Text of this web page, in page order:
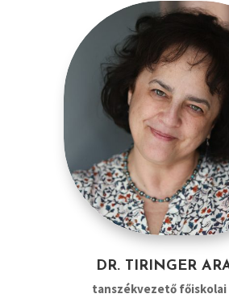
DR. TIRINGER
tanszékvezető főiskolai